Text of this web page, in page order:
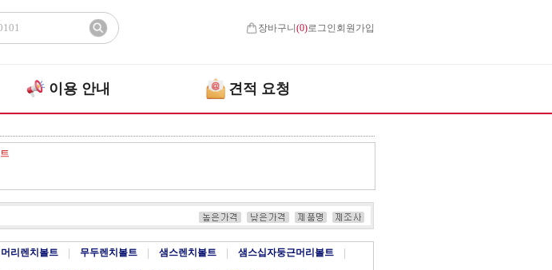
장바구니(0)로그인 회원가입
이용 안내 견적 요청
리렌치볼트 무두렌치볼트 샘스렌치볼트 샘스십자둥근머리볼트